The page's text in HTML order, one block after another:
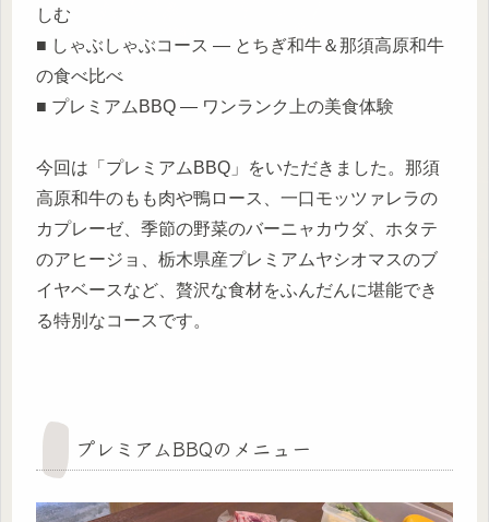
しむ
■ しゃぶしゃぶコース — とちぎ和牛＆那須高原和牛
の食べ比べ
■ プレミアムBBQ — ワンランク上の美食体験
今回は「プレミアムBBQ」をいただきました。那須
高原和牛のもも肉や鴨ロース、一口モッツァレラの
カプレーゼ、季節の野菜のバーニャカウダ、ホタテ
のアヒージョ、栃木県産プレミアムヤシオマスのブ
イヤベースなど、贅沢な食材をふんだんに堪能でき
る特別なコースです。
プレミアムBBQのメニュー